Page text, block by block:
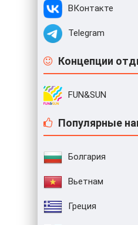
ВКонтакте
Telegram
Концепции
FUN&SUN
Популярные
Болгария
Вьетнам
Греция